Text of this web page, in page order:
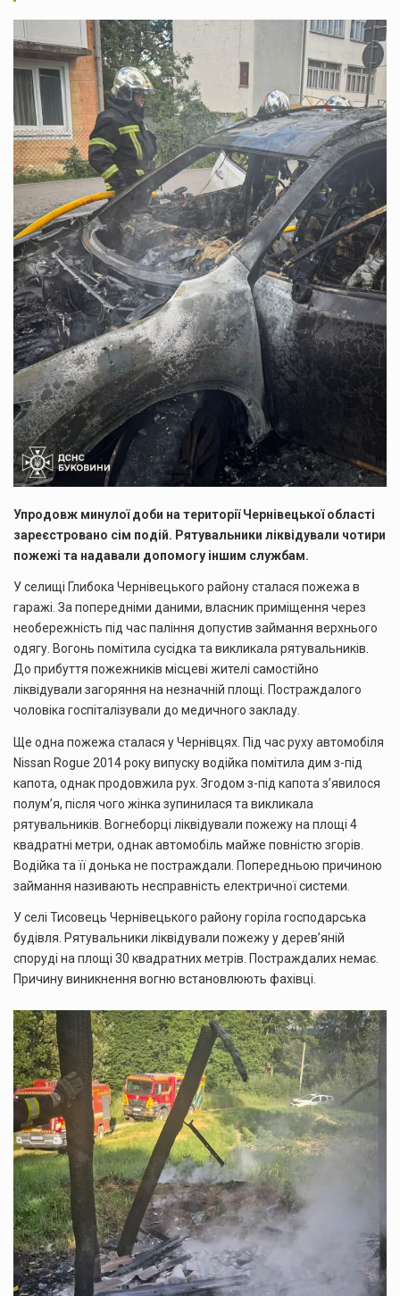
Упродовж минулої доби на території Чернівецької області
зареєстровано сім подій. Рятувальники ліквідували чотири
пожежі та надавали допомогу іншим службам.
У селищі Глибока Чернівецького району сталася пожежа в
гаражі. За попередніми даними, власник приміщення через
необережність під час паління допустив займання верхнього
одягу. Вогонь помітила сусідка та викликала рятувальників.
До прибуття пожежників місцеві жителі самостійно
ліквідували загоряння на незначній площі. Постраждалого
чоловіка госпіталізували до медичного закладу.
Ще одна пожежа сталася у Чернівцях. Під час руху автомобіля
Nissan Rogue 2014 року випуску водійка помітила дим з-під
капота, однак продовжила рух. Згодом з-під капота з’явилося
полум’я, після чого жінка зупинилася та викликала
рятувальників. Вогнеборці ліквідували пожежу на площі 4
квадратні метри, однак автомобіль майже повністю згорів.
Водійка та її донька не постраждали. Попередньою причиною
займання називають несправність електричної системи.
У селі Тисовець Чернівецького району горіла господарська
будівля. Рятувальники ліквідували пожежу у дерев’яній
споруді на площі 30 квадратних метрів. Постраждалих немає.
Причину виникнення вогню встановлюють фахівці.